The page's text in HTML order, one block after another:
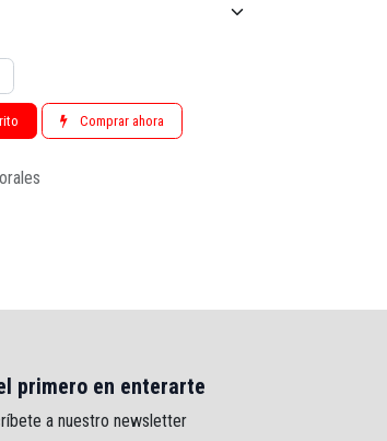
Comprar ahora
primero en enterarte
a nuestro newsletter